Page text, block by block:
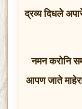
द्रव्य दिधले
नमन करोनि
आपण जाते